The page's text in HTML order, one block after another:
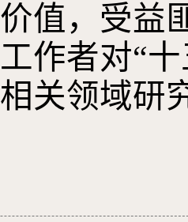
值，受益
作者对“
关领域研